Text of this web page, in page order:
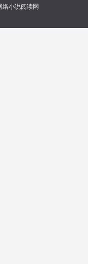
庇护所进化论195729
络小说阅读网